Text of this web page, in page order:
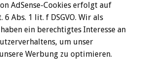
AdSense-Cookies erfolgt auf
Abs. 1 lit. f DSGVO. Wir als
ein berechtigtes Interesse an
um unser
Werbung zu optimieren.